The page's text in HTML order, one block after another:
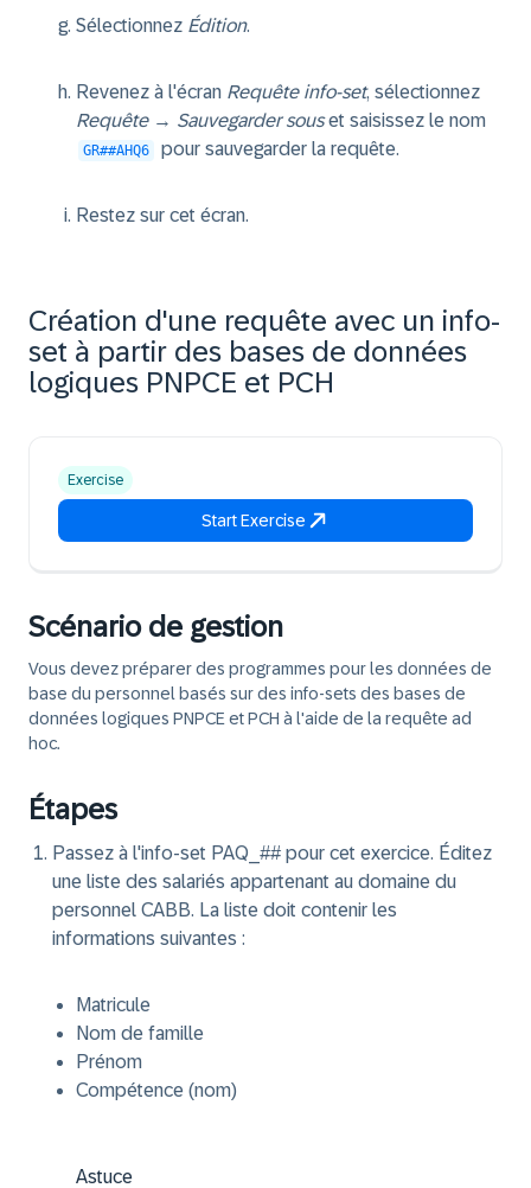
Sélectionnez Édition.
Revenez à l'écran Requête info-set, sélectionnez
Requête→ Sauvegarder souset saisissez le nom
GR##AHQ6 pour sauvegarder la requête.
Restez sur cet écran.
Création d'une requête avec un info-
set à partir des bases de données
logiques PNPCE et PCH
Exercise
Start Exercise
Scénario de gestion
Vous devez préparer des programmes pour les données de
base du personnel basés sur des info-sets des bases de
données logiques PNPCE et PCH à l'aide de la requête ad
hoc.
Étapes
Passez à l'info-set PAQ_## pour cet exercice. Éditez
une liste des salariés appartenant au domaine du
personnel CABB. La liste doit contenir les
informations suivantes :
Matricule
Nom de famille
Prénom
Compétence (nom)
Astuce